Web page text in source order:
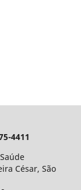
4411
César, São